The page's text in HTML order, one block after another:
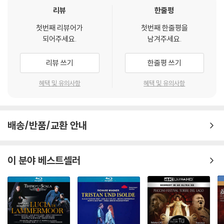
를 마른 천으로 닦으시거나, DVD 클리너 등 전용 제품을 이용하면 대부분
해결됩니다.
3) 일부 PC 연결형 ODD의 경우 호환 상의 문제로 정상적인 디스크도 재
며, ODD 사용으로 인한 재생 불량의 경우 교환 시에도 동일한 오류가 발
생할 수 있음을 알려드립니다.
있으며, 상품의 불량이 아닙니다. 단, 재생에 이상이 있는 경우에는 불량으
로 인한 반품/교환이 가능합니다.
※ 교환/반품 안내
상을 요청할 수 있으며, 동영상이 없는 경우 교환/반품이 제한될 수 있습니
다.
관련 사진과 동영상 및 재생 기기 모델명을 첨부하여 첨부하여 고객센터에
문의 바랍니다.
리뷰
첫번째 리뷰어가
되어주세요.
리뷰 쓰기
혜택 및 유의사항
한줄평
첫번째 한줄평을
남겨주세요.
한줄평 쓰기
혜택 및 유의사항
배송/반품/교환 안내
이 분야 베스트셀러